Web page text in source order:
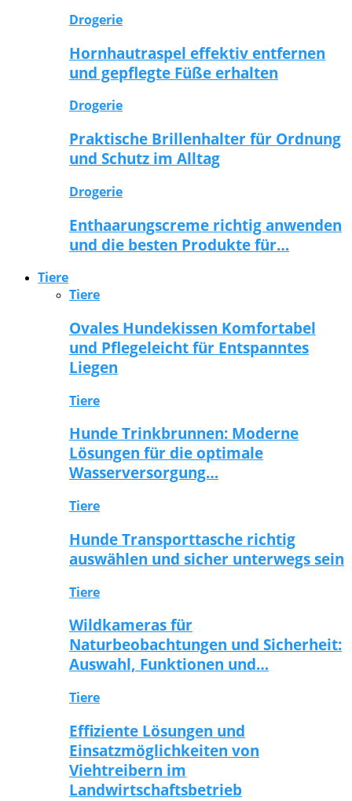
Drogerie
Hornhautraspel effektiv entfernen
und gepflegte Füße erhalten
Drogerie
Praktische Brillenhalter für Ordnung
und Schutz im Alltag
Drogerie
Enthaarungscreme richtig anwenden
und die besten Produkte für…
Tiere
Tiere
Ovales Hundekissen Komfortabel
und Pflegeleicht für Entspanntes
Liegen
Tiere
Hunde Trinkbrunnen: Moderne
Lösungen für die optimale
Wasserversorgung…
Tiere
Hunde Transporttasche richtig
auswählen und sicher unterwegs sein
Tiere
Wildkameras für
Naturbeobachtungen und Sicherheit:
Auswahl, Funktionen und…
Tiere
Effiziente Lösungen und
Einsatzmöglichkeiten von
Viehtreibern im
Landwirtschaftsbetrieb